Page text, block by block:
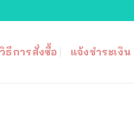
วิธีการสั่งซื้อ แจ้งชำระเงิน